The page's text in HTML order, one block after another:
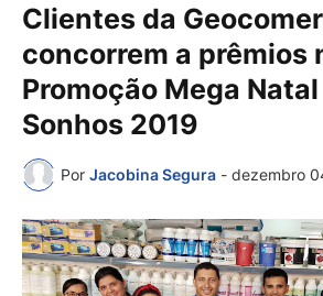
Clientes da
concorrem a prêmios
Promoção Mega
Sonhos 2019
Por Jacobina Segura - dezembro